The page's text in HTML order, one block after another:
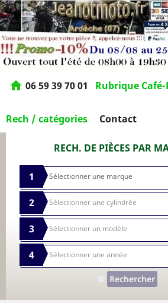
home 06 59 39 70 01 Rubrique Café-
Rech / catégories Contact
RECH. DE PIÈCES PAR
1
2
3
4
Rechercher